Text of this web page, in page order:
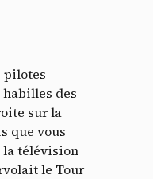
pilotes
des
sur la
que vous
la télévision
le Tour